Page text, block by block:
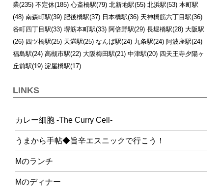
業(235) 不定休(185) 心斎橋駅(79) 北新地駅(55) 北浜駅(53) 本町駅
(48) 南森町駅(39) 肥後橋駅(37) 日本橋駅(36) 天神橋筋六丁目駅(36)
谷町四丁目駅(33) 堺筋本町駅(33) 阿倍野駅(29) 長堀橋駅(28) 大阪駅
(26) 四ツ橋駅(25) 天満駅(25) なんば駅(24) 九条駅(24) 阿波座駅(24)
福島駅(24) 高槻市駅(22) 大阪梅田駅(21) 中津駅(20) 四天王寺夕陽ヶ
丘前駅(19) 淀屋橋駅(17)
LINKS
カレー細胞 -The Curry Cell-
うまから手帖◆旨辛エスニックで行こう！
Mのランチ
Mのディナー